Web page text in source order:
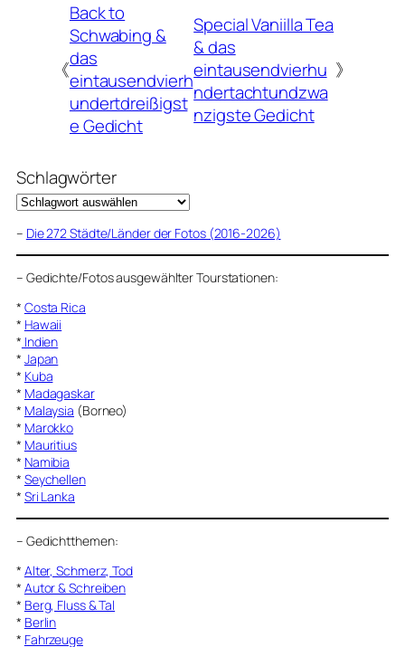
《
Back to
Schwabing &
das
eintausendvierh
undertdreißigst
e Gedicht
Special Vaniilla Tea
& das
eintausendvierhu
ndertachtundzwa
nzigste Gedicht
》
Schlagwörter
– Die 272 Städte/Länder der Fotos (2016-2026)
– Gedichte/Fotos ausgewählter Tourstationen:
* Costa Rica
* Hawaii
* Indien
* Japan
* Kuba
* Madagaskar
* Malaysia (Borneo)
* Marokko
* Mauritius
* Namibia
* Seychellen
* Sri Lanka
– Gedichtthemen:
* Alter, Schmerz, Tod
* Autor & Schreiben
* Berg, Fluss & Tal
* Berlin
* Fahrzeuge